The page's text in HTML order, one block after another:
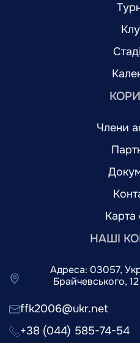
Члени
Карта
НАШІ
Адреса: 03057,
Брайчевського, 12
ffk2006@ukr.net
+38 (044) 585-74-54